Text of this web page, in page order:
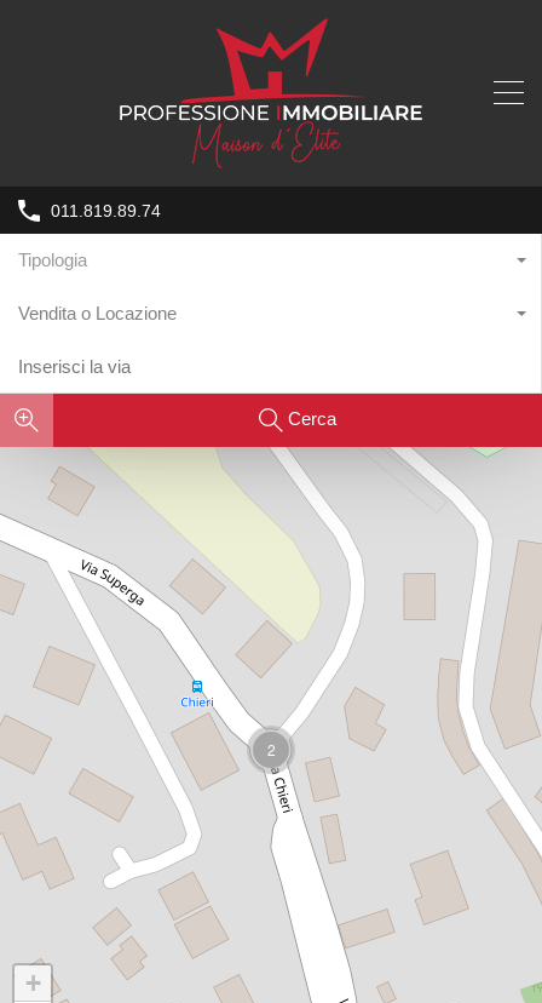
011.819.89.74
Tipologia
Vendita o Locazione
Cerca
2
+